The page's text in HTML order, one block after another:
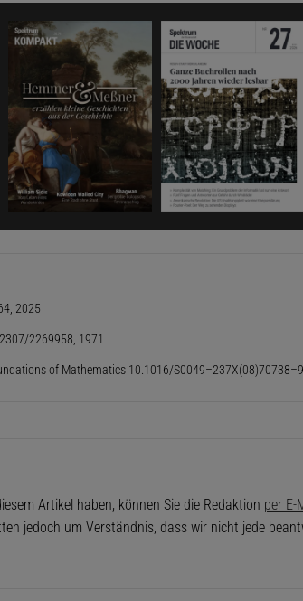
Flimmern eines Daumenkinos.
die Unendlichkeit dem Glauben an
die uns hilft, die verschiedensten
wie Gott können wir die Unendlichkeit
Kurven, die niemals enden;
über das Unendliche. Für
schlicht falsch. »Es ist völliger
Stimme hervor, als habe ihn diese
ist enthalten in
SdW 8/2026 Das Ende der
(Abo)
sagt er. Mathematikerinnen und
Form der Analysis ohne Unendlichkeit
2025
2269958, 1971
of Mathematics 10.1016/
Artikel haben, können Sie die Redaktion per E-
jedoch um Verständnis, dass wir nicht jede